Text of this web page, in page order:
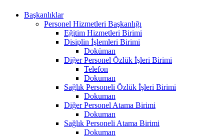
Başkanlıklar
Personel Hizmetleri Başkanlığı
Eğitim Hizmetleri Birimi
Disiplin İşlemleri Birimi
Doküman
Diğer Personel Özlük İşleri Birimi
Telefon
Dokuman
Sağlık Personeli Özlük İşleri Birimi
Dokuman
Diğer Personel Atama Birimi
Dokuman
Sağlık Personeli Atama Birimi
Dokuman